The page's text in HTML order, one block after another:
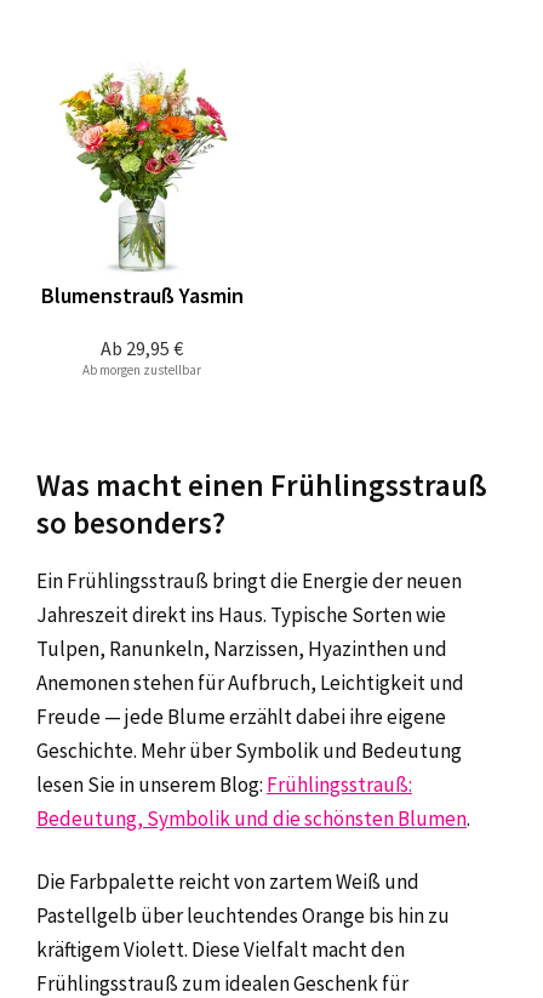
Ab 29,95 €
Blumenstrauß Yasmin
Ab morgen zustellbar
Was macht einen Frühlingsstrauß
so besonders?
Ein Frühlingsstrauß bringt die Energie der neuen
Jahreszeit direkt ins Haus. Typische Sorten wie
Tulpen, Ranunkeln, Narzissen, Hyazinthen und
Anemonen stehen für Aufbruch, Leichtigkeit und
Freude — jede Blume erzählt dabei ihre eigene
Geschichte. Mehr über Symbolik und Bedeutung
lesen Sie in unserem Blog: Frühlingsstrauß:
Bedeutung, Symbolik und die schönsten Blumen.
Die Farbpalette reicht von zartem Weiß und
Pastellgelb über leuchtendes Orange bis hin zu
kräftigem Violett. Diese Vielfalt macht den
Frühlingsstrauß zum idealen Geschenk für